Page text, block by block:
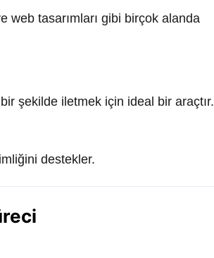
web tasarımları gibi birçok alanda
şekilde iletmek için ideal bir araçtır.
destekler.